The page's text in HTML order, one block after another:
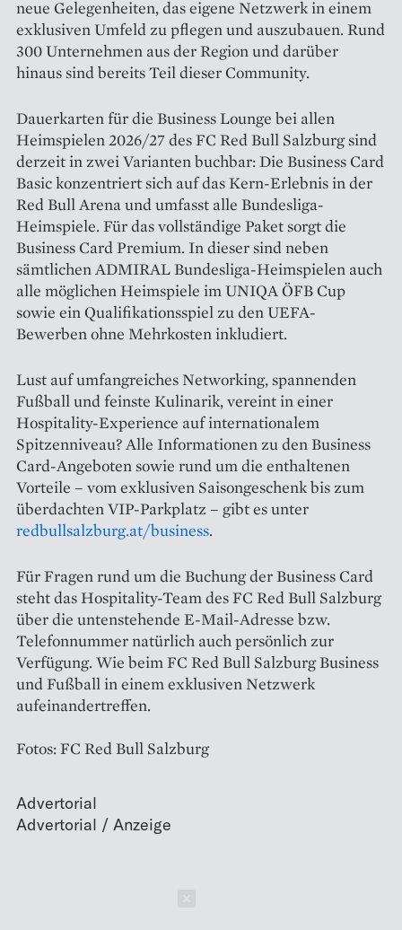
neue Gelegenheiten, das eigene Netzwerk in einem
exklusiven Umfeld zu pflegen und auszubauen. Rund
300 Unternehmen aus der Region und darüber
hinaus sind bereits Teil dieser Community.
Dauerkarten für die Business Lounge bei allen
Heimspielen 2026/27 des FC Red Bull Salzburg sind
derzeit in zwei Varianten buchbar: Die Business Card
Basic konzentriert sich auf das Kern-Erlebnis in der
Red Bull Arena und umfasst alle Bundesliga-
Heimspiele. Für das vollständige Paket sorgt die
Business Card Premium. In dieser sind neben
sämtlichen ADMIRAL Bundesliga-Heimspielen auch
alle möglichen Heimspiele im UNIQA ÖFB Cup
sowie ein Qualifikationsspiel zu den UEFA-
Bewerben ohne Mehrkosten inkludiert.
Lust auf umfangreiches Networking, spannenden
Fußball und feinste Kulinarik, vereint in einer
Hospitality-Experience auf internationalem
Spitzenniveau? Alle Informationen zu den Business
Card-Angeboten sowie rund um die enthaltenen
Vorteile – vom exklusiven Saisongeschenk bis zum
überdachten VIP-Parkplatz – gibt es unter
redbullsalzburg.at/business.
Für Fragen rund um die Buchung der Business Card
steht das Hospitality-Team des FC Red Bull Salzburg
über die untenstehende E-Mail-Adresse bzw.
Telefonnummer natürlich auch persönlich zur
Verfügung. Wie beim FC Red Bull Salzburg Business
und Fußball in einem exklusiven Netzwerk
aufeinandertreffen.
Fotos: FC Red Bull Salzburg
Advertorial